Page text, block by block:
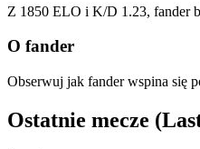
Z 1850 ELO i K/D 1.23, fander
O fander
Obserwuj jak fander wspina się
Ostatnie mecze